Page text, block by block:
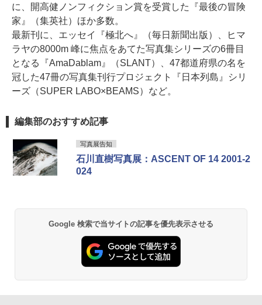
に、開高健ノンフィクション賞を受賞した『最後の冒険
家』（集英社）ほか多数。
最新刊に、エッセイ『極北へ』（毎日新聞出版）、ヒマ
ラヤの8000m 峰に焦点をあてた写真集シリーズの6冊目
となる『AmaDablam』（SLANT）、47都道府県の名を
冠した47冊の写真集刊行プロジェクト『日本列島』シリ
ーズ（SUPER LABO×BEAMS）など。
編集部のおすすめ記事
写真展告知
石川直樹写真展：ASCENT OF 14 2001-2
024
Google 検索で当サイトの記事を優先表示させる